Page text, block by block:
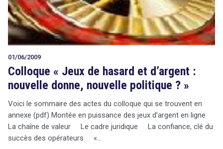
01/06/2009
Colloque « Jeux de hasard et d’argent :
nouvelle donne, nouvelle politique ? »
Voici le sommaire des actes du colloque qui se trouvent en
annexe (pdf) Montée en puissance des jeux d’argent en ligne
La chaîne de valeur Le cadre juridique La confiance, clé du
succès des opérateurs «…